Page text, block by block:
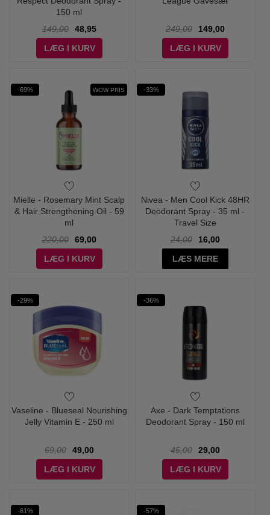
150 ml
149,00
48,95
LÆG I KURV
249,00
149,00
LÆG I KURV
-69% WOW PRIS
Mielle - Rosemary Mint Scalp
& Hair Strengthening Oil - 59
ml
220,00
69,00
LÆG I KURV
-33%
Nivea - Men Cool Kick 48HR
Deodorant Spray - 35 ml -
Travel Size
24,00
16,00
LÆS MERE
-29%
Vaseline - Blueseal Nourishing
Jelly Vitamin E - 250 ml
69,00
49,00
LÆG I KURV
-36%
Axe - Dark Temptations
Deodorant Spray - 150 ml
45,00
29,00
LÆG I KURV
-61% -57%